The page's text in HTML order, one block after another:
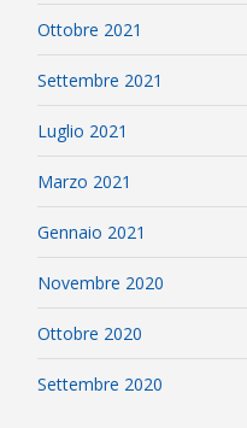
Ottobre 2021
Settembre 2021
Luglio 2021
Marzo 2021
Gennaio 2021
Novembre 2020
Ottobre 2020
Settembre 2020